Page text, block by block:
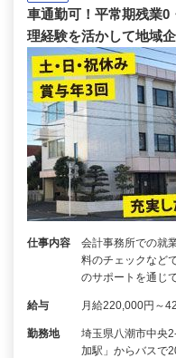
車通勤可！平常期残業0
理経験を活かして地域
仕事内容
会計事務所での就
料のチェックなど
のサポートを通じ
給与 月給220,000円～
勤務地
埼玉県八潮市中央
加駅」からバスで